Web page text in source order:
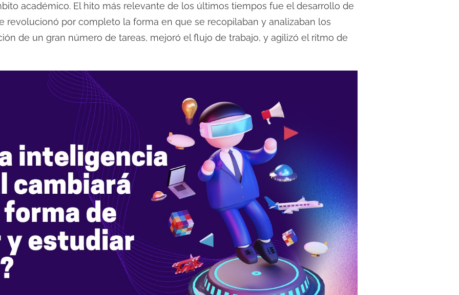
académico. El hito más relevante de los últimos tiempos fue el desarrollo de
revolucionó por completo la forma en que se recopilaban y analizaban los
de un gran número de tareas, mejoró el flujo de trabajo, y agilizó el ritmo de